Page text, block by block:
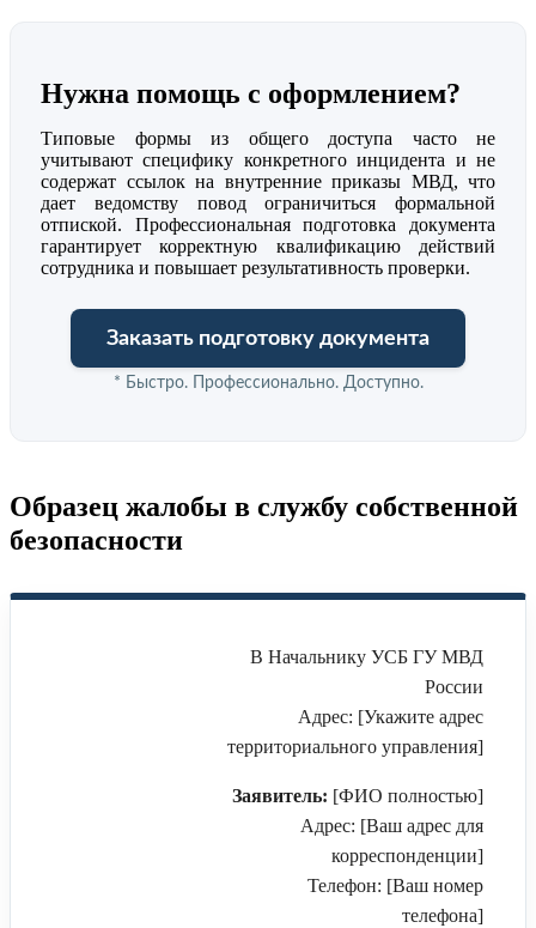
Нужна помощь с оформлением?
Типовые формы из общего доступа часто не
учитывают специфику конкретного инцидента и не
содержат ссылок на внутренние приказы МВД, что
дает ведомству повод ограничиться формальной
отпиской. Профессиональная подготовка документа
гарантирует корректную квалификацию действий
сотрудника и повышает результативность проверки.
Заказать подготовку документа
* Быстро. Профессионально. Доступно.
Образец жалобы в службу собственной
безопасности
В Начальнику УСБ ГУ МВД
России
Адрес: [Укажите адрес
территориального управления]
Заявитель: [ФИО полностью]
Адрес: [Ваш адрес для
корреспонденции]
Телефон: [Ваш номер
телефона]